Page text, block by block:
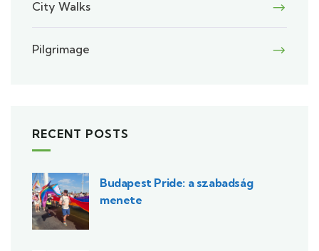
City Walks
Pilgrimage
RECENT POSTS
Budapest Pride: a szabadság
menete